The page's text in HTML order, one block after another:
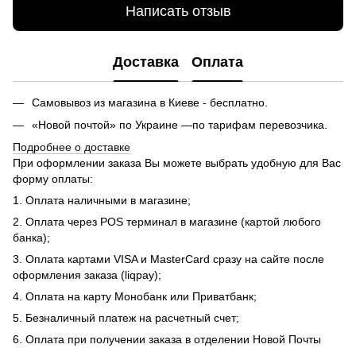
Написать отзыв
Доставка Оплата
Самовывоз из магазина в Киеве - бесплатно.
«Новой почтой» по Украине —по тарифам перевозчика.
Подробнее о доставке
При оформлении заказа Вы можете выбрать удобную для Вас
форму оплаты:
1. Оплата наличными в магазине;
2. Оплата через POS терминал в магазине (картой любого
банка);
3. Оплата картами VISA и MasterCard сразу на сайте после
оформления заказа (liqpay);
4. Оплата на карту Монобанк или Приватбанк;
5. Безналичный платеж на расчетный счет;
6. Оплата при получении заказа в отделении Новой Почты